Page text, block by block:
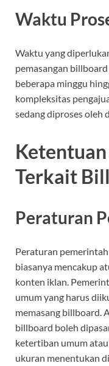
Waktu
Waktu yang
pemasangan
beberapa minggu
kompleksitas
sedang diproses oleh
Terkait
Peraturan
Peraturan
biasanya mencakup
konten iklan.
umum yang harus
memasang billboard.
billboard boleh
ketertiban umum
ukuran menentukan